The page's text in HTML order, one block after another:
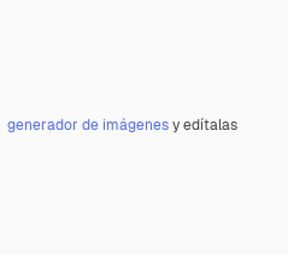
generador de imágenesy edítalas